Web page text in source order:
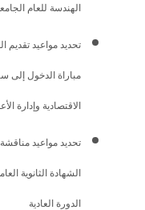
الهندسة للعام الجامعي 2023-
تحديد مواعيد
مباراة الدخول إلى
الاقتصادية وإدارة
تحديد مواعيد
الدورة العادية